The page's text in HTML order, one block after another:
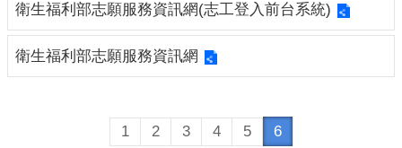
縣
政
府
社
衛生福利部志願服務資訊網(志工登入前台系統)
衛生福利部志願服務資訊網
1 2 3 4 5 6